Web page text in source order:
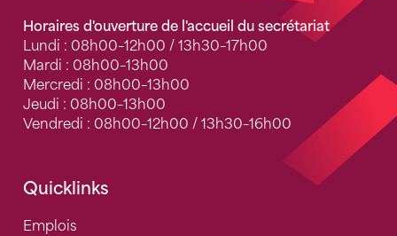
Horaires d'ouverture de l'accueil du secrétariat
Lundi : 08h00–12h00 / 13h30–17h00
Mardi : 08h00–13h00
Mercredi : 08h00–13h00
Jeudi : 08h00–13h00
Vendredi : 08h00–12h00 / 13h30–16h00
Quicklinks
Emplois